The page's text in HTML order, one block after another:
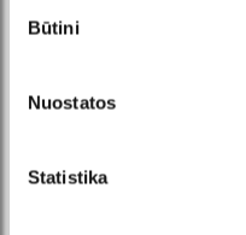
pasirinkimas
Būtini
Nuostatos
Statistika